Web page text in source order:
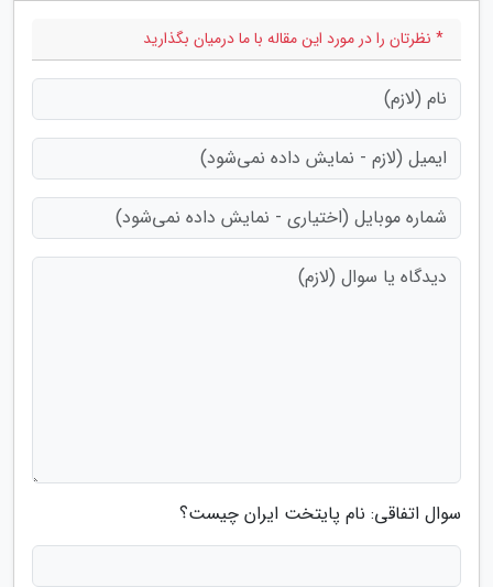
* نظرتان را در مورد این مقاله با ما درمیان بگذارید
سوال اتفاقی: نام پایتخت ایران چیست؟